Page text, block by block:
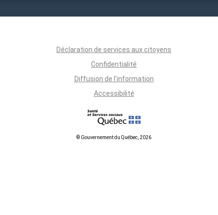
Déclaration de services aux citoyens
Confidentialité
Diffusion de l'information
Accessibilité
© Gouvernement du Québec, 2026